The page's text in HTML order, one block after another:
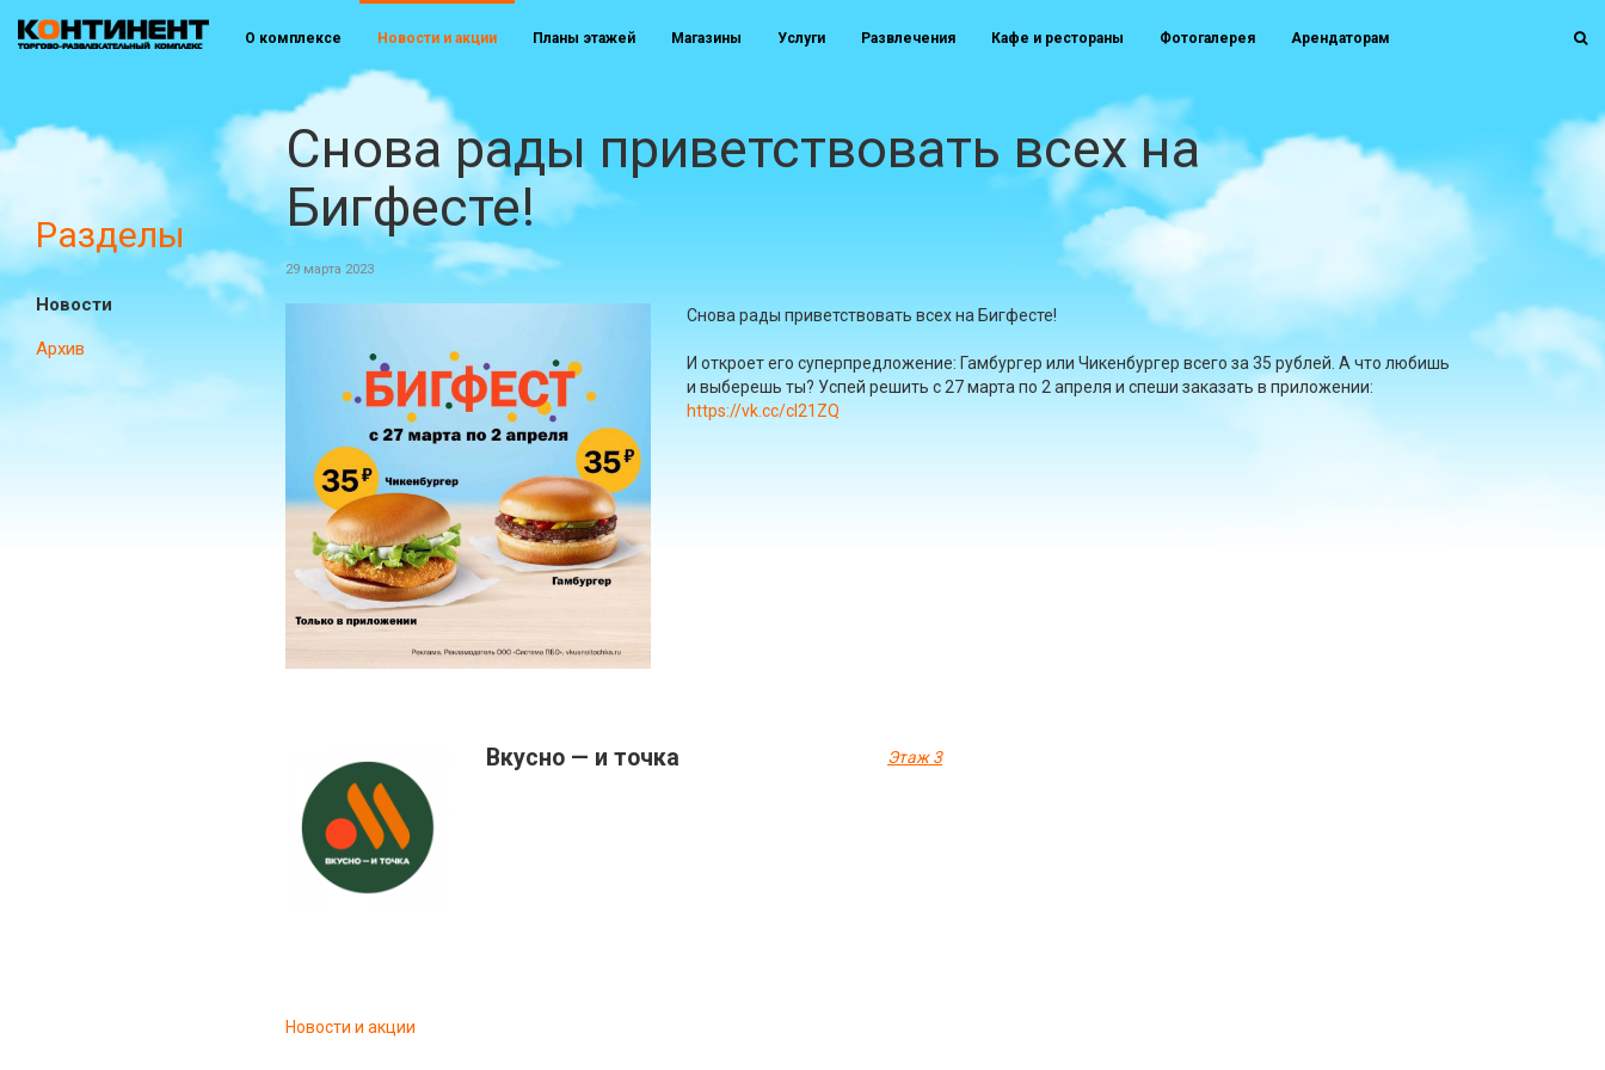
Разделы
Новости
Архив
О комплексе Новости и акции Планы этажей Магазины Услуги Развлечения Кафе и рестораны Фотогалерея Арендаторам
Снова рады приветствовать всех на
Бигфесте!
29 марта 2023
Снова рады приветствовать всех на Бигфесте!
И откроет его суперпредложение: Гамбургер или Чикенбургер всего за 35 рублей. А что любишь
и выберешь ты? Успей решить с 27 марта по 2 апреля и спеши заказать в приложении:
https://vk.cc/cl21ZQ
Вкусно — и точка Этаж 3
Новости и акции